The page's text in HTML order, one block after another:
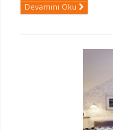
Devamını Oku